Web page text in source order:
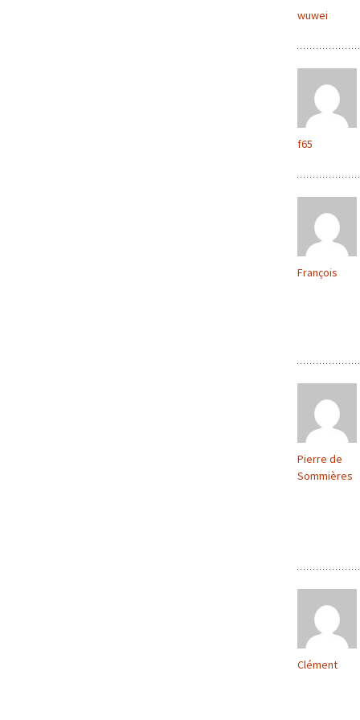
wuwei
f65
François
Pierre de
Sommières
Clément